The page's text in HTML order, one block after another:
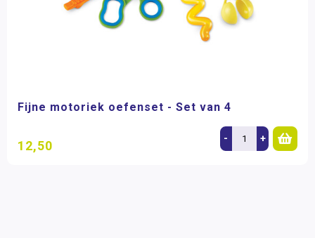
Fijne motoriek oefenset - Set van 4
12,50 - +